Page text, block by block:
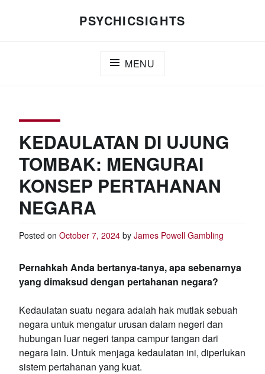
PSYCHICSIGHTS
MENU
KEDAULATAN DI UJUNG
TOMBAK: MENGURAI
KONSEP PERTAHANAN
NEGARA
Posted on October 7, 2024 by James Powell Gambling
Pernahkah Anda bertanya-tanya, apa sebenarnya
yang dimaksud dengan pertahanan negara?
Kedaulatan suatu negara adalah hak mutlak sebuah
negara untuk mengatur urusan dalam negeri dan
hubungan luar negeri tanpa campur tangan dari
negara lain. Untuk menjaga kedaulatan ini, diperlukan
sistem pertahanan yang kuat.